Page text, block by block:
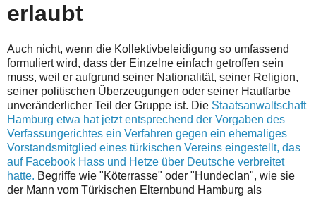
erlaubt
Auch nicht, wenn die Kollektivbeleidigung so umfassend
formuliert wird, dass der Einzelne einfach getroffen sein
muss, weil er aufgrund seiner Nationalität, seiner Religion,
seiner politischen Überzeugungen oder seiner Hautfarbe
unveränderlicher Teil der Gruppe ist. Die Staatsanwaltschaft
Hamburg etwa hat jetzt entsprechend der Vorgaben des
Verfassungerichtes ein Verfahren gegen ein ehemaliges
Vorstandsmitglied eines türkischen Vereins eingestellt, das
auf Facebook Hass und Hetze über Deutsche verbreitet
hatte. Begriffe wie "Köterrasse" oder "Hundeclan", wie sie
der Mann vom Türkischen Elternbund Hamburg als